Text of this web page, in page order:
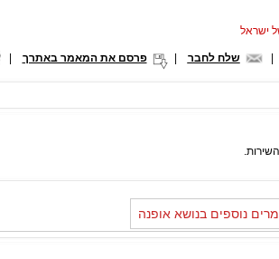
שלח לחבר פרסם את המאמר באתרך |
נוספים בנושא אופנה